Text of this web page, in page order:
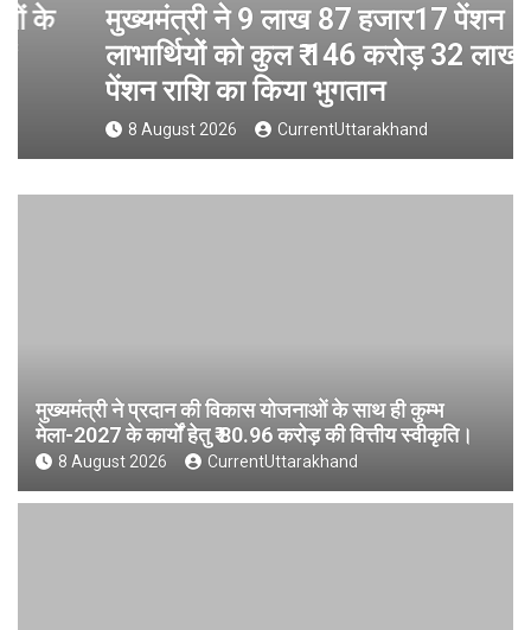
मुख्यमंत्री ने 9 लाख 87 हजार17 पेंशन
लाभार्थियों को कुल ₹ 146 करोड़ 32 लाख की
पेंशन राशि का किया भुगतान
8 August 2026 CurrentUttarakhand
मुख्यमंत्री ने प्रदान की विकास योजनाओं के साथ ही कुम्भ
मेला-2027 के कार्यों हेतु ₹ 80.96 करोड़ की वित्तीय स्वीकृति।
8 August 2026 CurrentUttarakhand